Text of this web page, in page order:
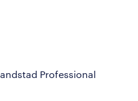
Professional